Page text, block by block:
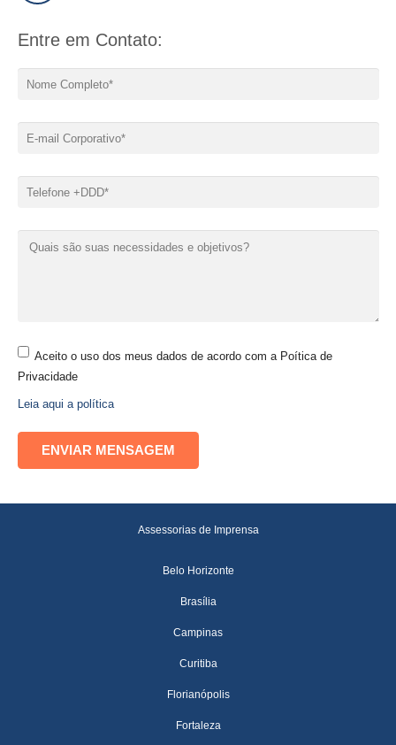
Entre em Contato:
Aceito o uso dos meus dados de acordo com a Poítica de
Privacidade
Leia aqui a política
Assessorias de Imprensa
Belo Horizonte
Brasília
Campinas
Curitiba
Florianópolis
Fortaleza